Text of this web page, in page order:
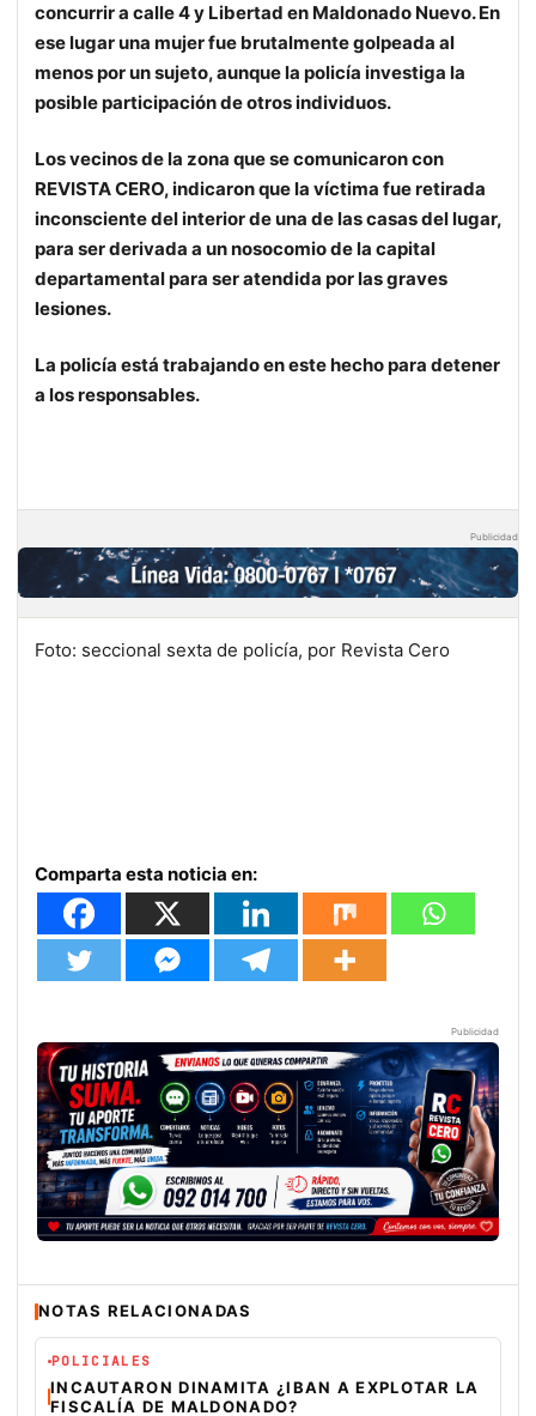
concurrir a calle 4 y Libertad en Maldonado Nuevo. En
ese lugar una mujer fue brutalmente golpeada al
menos por un sujeto, aunque la policía investiga la
posible participación de otros individuos.
Los vecinos de la zona que se comunicaron con
REVISTA CERO, indicaron que la víctima fue retirada
inconsciente del interior de una de las casas del lugar,
para ser derivada a un nosocomio de la capital
departamental para ser atendida por las graves
lesiones.
La policía está trabajando en este hecho para detener
a los responsables.
Publicidad
Foto: seccional sexta de policía, por Revista Cero
Comparta esta noticia en:
Publicidad
NOTAS RELACIONADAS
POLICIALES
INCAUTARON DINAMITA ¿IBAN A EXPLOTAR LA
FISCALÍA DE MALDONADO?